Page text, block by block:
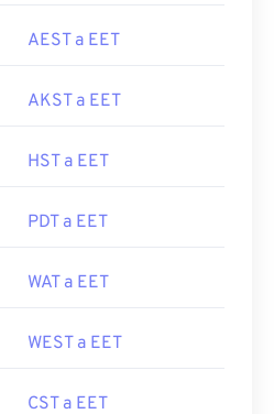
AEST a EET
AKST a EET
HST a EET
PDT a EET
WAT a EET
WEST a EET
CST a EET